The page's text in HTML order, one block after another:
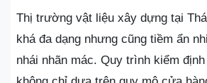
Thị trường vật liệu xây dựng tại
khá đa dạng nhưng cũng tiềm ẩn
nhái nhãn mác. Quy trình kiểm